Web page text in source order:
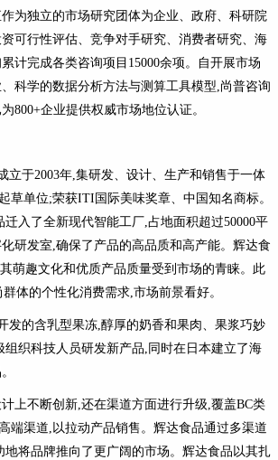
为独立的市场研究团体为企业、政府、科研院
可行性评估、竞争对手研究、消费者研究、海
计完成各类咨询项目15000余项。自开展市场
科学的数据分析方法与测算工具模型,尚普咨询
800+企业提供权威市场地位认证。
立于2003年,集研发、设计、生产和销售于一体
草单位;荣获ITI国际美味奖章、中国知名商标。
入了全新现代智能工厂,占地面积超过50000平
研发室,确保了产品的高品质和高产能。辉达食
萌趣文化和优质产品质量受到市场的青睐。此
体的个性化消费需求,市场前景看好。
发的含乳型果冻,醇厚的奶香和果肉、果浆巧妙
织科技人员研发新产品,同时在日本建立了海
上不断创新,还在渠道方面进行升级,覆盖BC类
端渠道,以拉动产品销售。辉达食品通过多渠道
将品牌推向了更广阔的市场。辉达食品以其扎